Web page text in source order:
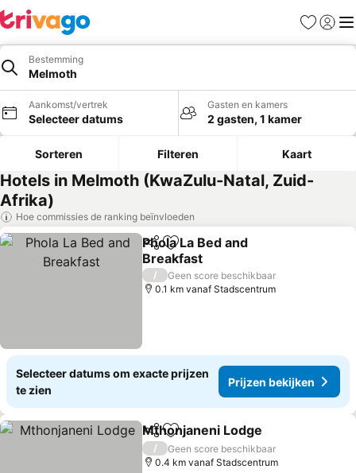
Favorieten
Bestemming
Melmoth
Aankomst/vertrek
Selecteer datums
Gasten en kamers
2 gasten, 1 kamer
Sorteren Filteren Kaart
Hotels in Melmoth (KwaZulu-Natal, Zuid-
Afrika)
Hoe commissies de ranking beïnvloeden
DelenToevoegen aan favorieten
Phola La Bed and
Breakfast
/
Geen score beschikbaar
0.1 km vanaf Stadscentrum
Selecteer datums om exacte prijzen
te zien
Prijzen bekijken
DelenToevoegen aan favorieten
Mthonjaneni Lodge
/
Geen score beschikbaar
0.4 km vanaf Stadscentrum